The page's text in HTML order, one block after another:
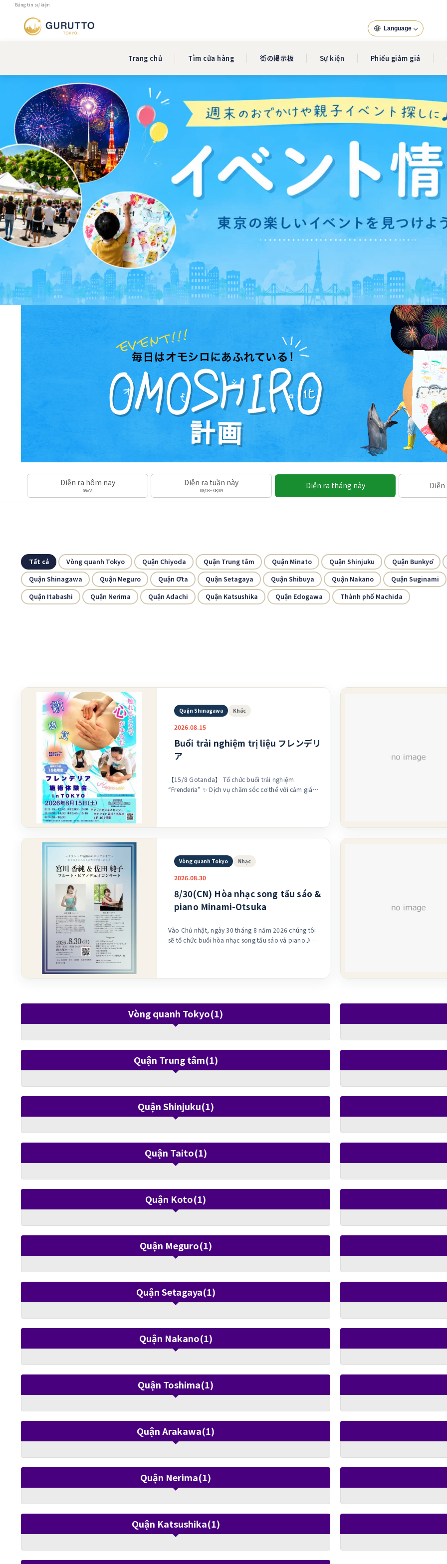
Bảng tin sự kiện
Language
Trang chủ Tìm cửa hàng 街の掲示板 Sự kiện Phiếu giảm giá
Diễn ra hôm nay
08/08
Diễn ra tuần này
08/03～08/09
Diễn ra tháng này Diễn
Tất cả Vòng quanh Tokyo Quận Chiyoda Quận Trung tâm Quận Minato Quận Shinjuku Quận Bunkyō
Quận Shinagawa
Quận Meguro Quận Ōta Quận Setagaya Quận Shibuya Quận Nakano Quận Suginami
Quận Itabashi
Quận Nerima Quận Adachi Quận Katsushika Quận Edogawa Thành phố Machida
Quận Shinagawa Khác
2026.08.15
Buổi trải nghiệm trị liệu フレンデリ
ア
【15/8 Gotanda】 Tổ chức buổi trải nghiệm
“Frenderia” ✨ Dịch vụ chăm sóc cơ thể với cảm giác
cơ thể thư giãn và tâm trí trở nên nhẹ nhõm hơn
không? Do nhận được nhiều ủng hộ, giới hạn 15
Shinagawa, Tokyo Tầng 4, phòng 401 Thời gian:
Thứ Bảy, ngày 15/8 Nếu bạn quan tâm, xin cứ nhắn
tin cho chúng tôi nhé
Vòng quanh Tokyo Nhạc
2026.08.30
8/30(CN) Hòa nhạc song tấu sáo &
piano Minami-Otsuka
Vào Chủ nhật, ngày 30 tháng 8 năm 2026 chúng tôi
sẽ tổ chức buổi hòa nhạc song tấu sáo và piano♪
người lớn, rất mong bạn đến thưởng thức một cách
⚫︎Mở cửa 13:30 ⚫︎Bắt đầu 14:00 ⚫︎Người lớn 2.500
yên, Học sinh 1.000 yên, Trẻ chưa đến tuổi đi học
miễn phí ♪Chương trình♪ ・La Flûte de Pan, Op.15
/ Mouquet ・Pavane for a Dead Princess / Ravel ・
Opera “Carmen” / Bizet ・A Town with an Ocean
View (bản jazz) / Joe Hisaishi ・Takarajima /
Hirotaka Izumi ・Niji / Hirotaka Nakagawa ・Chủ đề
ra còn có phần độc tấu piano♪ Sáo 宮川香純 Piano
https://forms.gle/L6ngxdtfRr6p4nVj8
Vòng quanh Tokyo(1)
Quận Trung tâm(1)
Quận Shinjuku(1)
Quận Taito(1)
Quận Koto(1)
Quận Meguro(1)
Quận Setagaya(1)
Quận Nakano(1)
Quận Toshima(1)
Quận Arakawa(1)
Quận Nerima(1)
Quận Katsushika(1)